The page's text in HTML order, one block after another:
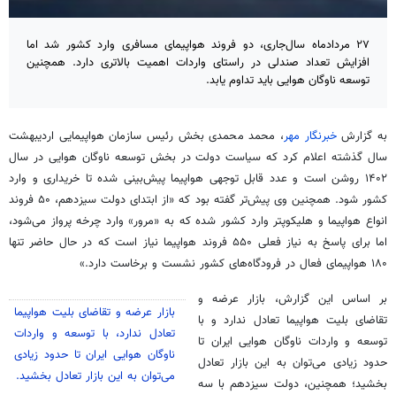
۲۷ مردادماه سال‌جاری، دو فروند هواپیمای مسافری وارد کشور شد اما
افزایش تعداد صندلی در راستای واردات اهمیت بالاتری دارد. همچنین
توسعه ناوگان هوایی باید تداوم یابد.
به گزارشخبرنگار مهر، محمد محمدی بخش رئیس سازمان هواپیمایی اردیبهشت
سال گذشته اعلام کرد که سیاست دولت در بخش توسعه ناوگان هوایی در سال
۱۴۰۲ روشن است و عدد قابل توجهی هواپیما پیش‌بینی شده تا خریداری و وارد
کشور شود. همچنین وی پیش‌تر گفته بود که «از ابتدای دولت سیزدهم، ۵۰ فروند
انواع هواپیما و هلیکوپتر وارد کشور شده که به «مرور» وارد چرخه پرواز می‌شود،
اما برای پاسخ به نیاز فعلی ۵۵۰ فروند هواپیما نیاز است که در حال حاضر تنها
۱۸۰ هواپیمای فعال در فرودگاه‌های کشور نشست و برخاست دارد.»
بر اساس این گزارش،
بازار عرضه و تقاضای بلیت هواپیما
تعادل ندارد، با توسعه و واردات
ناوگان هوایی ایران تا حدود زیادی
می‌توان به این بازار تعادل بخشید.
بازار عرضه و
تقاضای بلیت هواپیما تعادل ندارد و با
توسعه و واردات ناوگان هوایی ایران تا
حدود زیادی می‌توان به این بازار تعادل
بخشید؛ همچنین، دولت سیزدهم با سه